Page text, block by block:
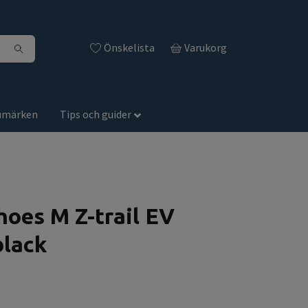
Önskelista Varukorg
Tips och guider
M Z-trail EV